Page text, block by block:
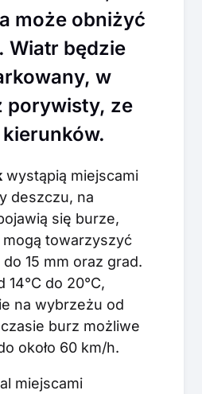
może obniżyć
Wiatr będzie
w
porywisty, ze
wystąpią miejscami
deszczu, na
się burze,
towarzyszyć
15 mm oraz grad.
do 20°C,
na wybrzeżu od
czasie burz możliwe
około 60 km/h.
miejscami